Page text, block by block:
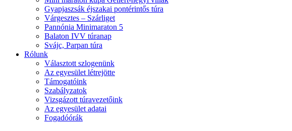
Gyapjaszsák éjszakai pontérintős túra
Várgesztes – Szárliget
Pannónia Minimaraton 5
Balaton IVV túranap
Svájc, Parpan túra
Rólunk
Választott szlogenünk
Az egyesület létrejötte
Támogatóink
Szabályzatok
Vizsgázott túravezetőink
Az egyesület adatai
Fogadóórák